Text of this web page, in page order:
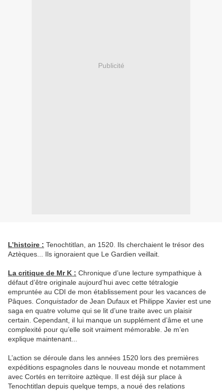
Publicité
L’histoire : Tenochtitlan, an 1520. Ils cherchaient le trésor des
Aztèques... Ils ignoraient que Le Gardien veillait.
La critique de Mr K : Chronique d’une lecture sympathique à
défaut d’être originale aujourd’hui avec cette tétralogie
empruntée au CDI de mon établissement pour les vacances de
Pâques. Conquistador de Jean Dufaux et Philippe Xavier est une
saga en quatre volume qui se lit d’une traite avec un plaisir
certain. Cependant, il lui manque un supplément d’âme et une
complexité pour qu’elle soit vraiment mémorable. Je m’en
explique maintenant...
L’action se déroule dans les années 1520 lors des premières
expéditions espagnoles dans le nouveau monde et notamment
avec Cortés en territoire aztèque. Il est déjà sur place à
Tenochtitlan depuis quelque temps, a noué des relations